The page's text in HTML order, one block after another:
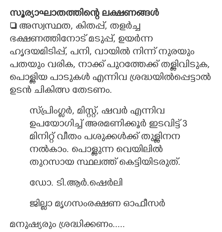
സൂര്യാഘാതത്തിന്റെ ലക്ഷണങ്ങൾ
 അസ്വസ്ഥത, കിതപ്പ്, തളർച്ച
ഭക്ഷണത്തിനോട് മടുപ്പ്, ഉയർന്ന
ഹൃദയമിടിപ്പ്, പനി, വായിൽ നിന്ന് നുരയും
പതയും വരിക, നാക്ക് പുറത്തേക്ക് തള്ളിവിടുക,
പൊള്ളിയ പാടുകൾ എന്നിവ ശ്രദ്ധയിൽപ്പെട്ടാൽ
ഉടൻ ചികിത്സ തേടണം.
സ്പ്രിംഗ്ലർ, മിസ്റ്റ്, ഷവർ എന്നിവ
ഉപയോഗിച്ച് അരമണിക്കൂർ ഇടവിട്ട് 3
മിനിറ്റ് വീതം പശുക്കൾക്ക് തുള്ളിനന
നൽകാം. പൊള്ളുന്ന വെയിലിൽ
തുറസായ സ്ഥലത്ത് കെട്ടിയിടരുത്.
ഡോ. ടി.ആർ.ഷെർലി
ജില്ലാ മൃഗസംരക്ഷണ ഓഫീസർ
മനുഷ്യരും ശ്രദ്ധി​ക്കണം.....